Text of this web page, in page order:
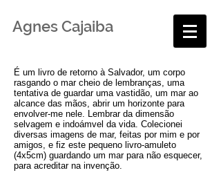
Agnes Cajaiba
É um livro de retorno à Salvador, um corpo
rasgando o mar cheio de lembranças, uma
tentativa de guardar uma vastidão, ​um mar ao
alcance das mãos, abrir um horizonte​ para
envolver-me nele. ​Lembrar da dimensão
selvagem e indoámvel da vida. Colecionei
diversas imagens de mar, feitas por mim e por
amigos, e fiz este pequeno livro-amuleto
(4x5cm) guardando ​um mar para não esquecer,
para acreditar na invenção.